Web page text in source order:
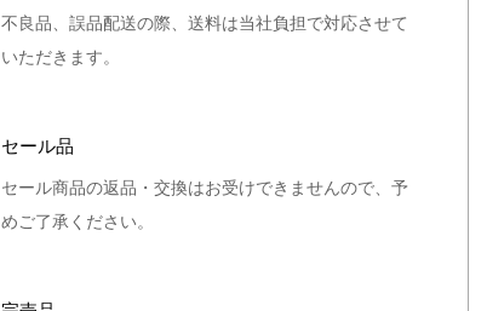
不良品、誤品配送の際、送料は当社負担で対応させて
いただきます。
セール品
セール商品の返品・交換はお受けできませんので、予
めご了承ください。